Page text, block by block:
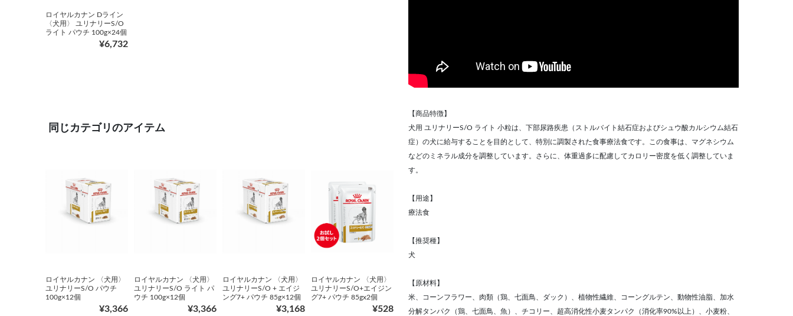
ロイヤルカナン Dライン
〈犬用〉 ユリナリーS/O
ライト パウチ 100g×24個
¥6,732
同じカテゴリのアイテム
ロイヤルカナン 〈犬用〉
ユリナリーS/O パウチ
100g×12個
¥3,366
ロイヤルカナン 〈犬用〉
ユリナリーS/O ライト パ
ウチ 100g×12個
¥3,366
ロイヤルカナン 〈犬用〉
ユリナリーS/O + エイジ
ング7+ パウチ 85g×12個
¥3,168
ロイヤルカナン 〈犬用〉
ユリナリーS/O+エイジン
グ7+ パウチ 85gx2個
¥528
【商品特徴】
犬用 ユリナリーS/O ライト 小粒は、下部尿路疾患（ストルバイト結石症およびシュウ酸カルシウム結石
症）の犬に給与することを目的として、特別に調製された食事療法食です。この食事は、マグネシウム
などのミネラル成分を調整しています。さらに、体重過多に配慮してカロリー密度を低く調整していま
す。
【用途】
療法食
【推奨種】
犬
【原材料】
米、コーンフラワー、肉類（鶏、七面鳥、ダック）、植物性繊維、コーングルテン、動物性油脂、加水
分解タンパク（鶏、七面鳥、魚）、チコリー、超高消化性小麦タンパク（消化率90%以上）、小麦粉、